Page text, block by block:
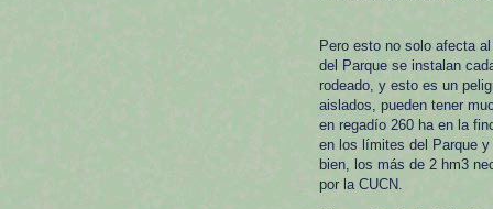
Pero esto no solo afecta
del Parque se instalan
rodeado, y esto es un
aislados, pueden tener
en regadío 260 ha en la
en los límites del Parque
bien, los más de 2 hm3
por la CUCN.